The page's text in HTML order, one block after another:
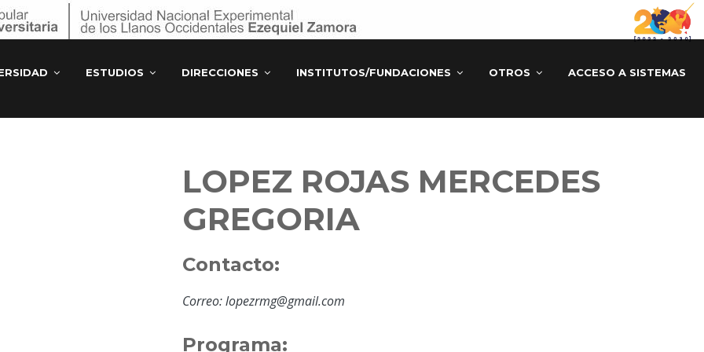
ESTUDIOS DIRECCIONES INSTITUTOS/FUNDACIONES OTROS ACCESO A SISTEMAS
LOPEZ ROJAS MERCEDES
GREGORIA
Contacto:
Correo: lopezrmg@gmail.com
Programa: